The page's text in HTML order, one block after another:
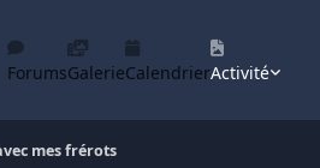
ForumsGalerieCalendrierActivité
mes frérots